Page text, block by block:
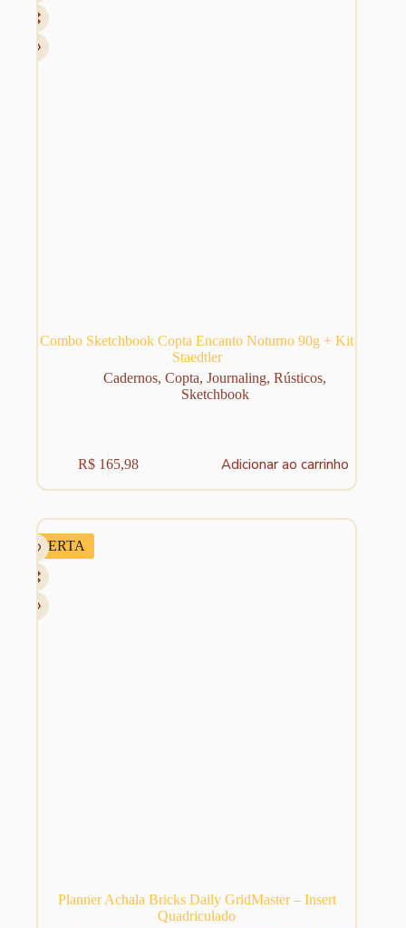
Combo Sketchbook Copta Encanto Noturno 90g + Kit
Staedtler
Cadernos,Copta,Journaling,Rústicos,
Sketchbook
R$ 165,98 Adicionar ao carrinho
OFERTA
Planner Achala Bricks Daily GridMaster – Insert
Quadriculado